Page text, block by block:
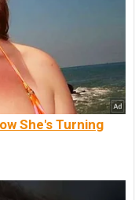
She's Turning